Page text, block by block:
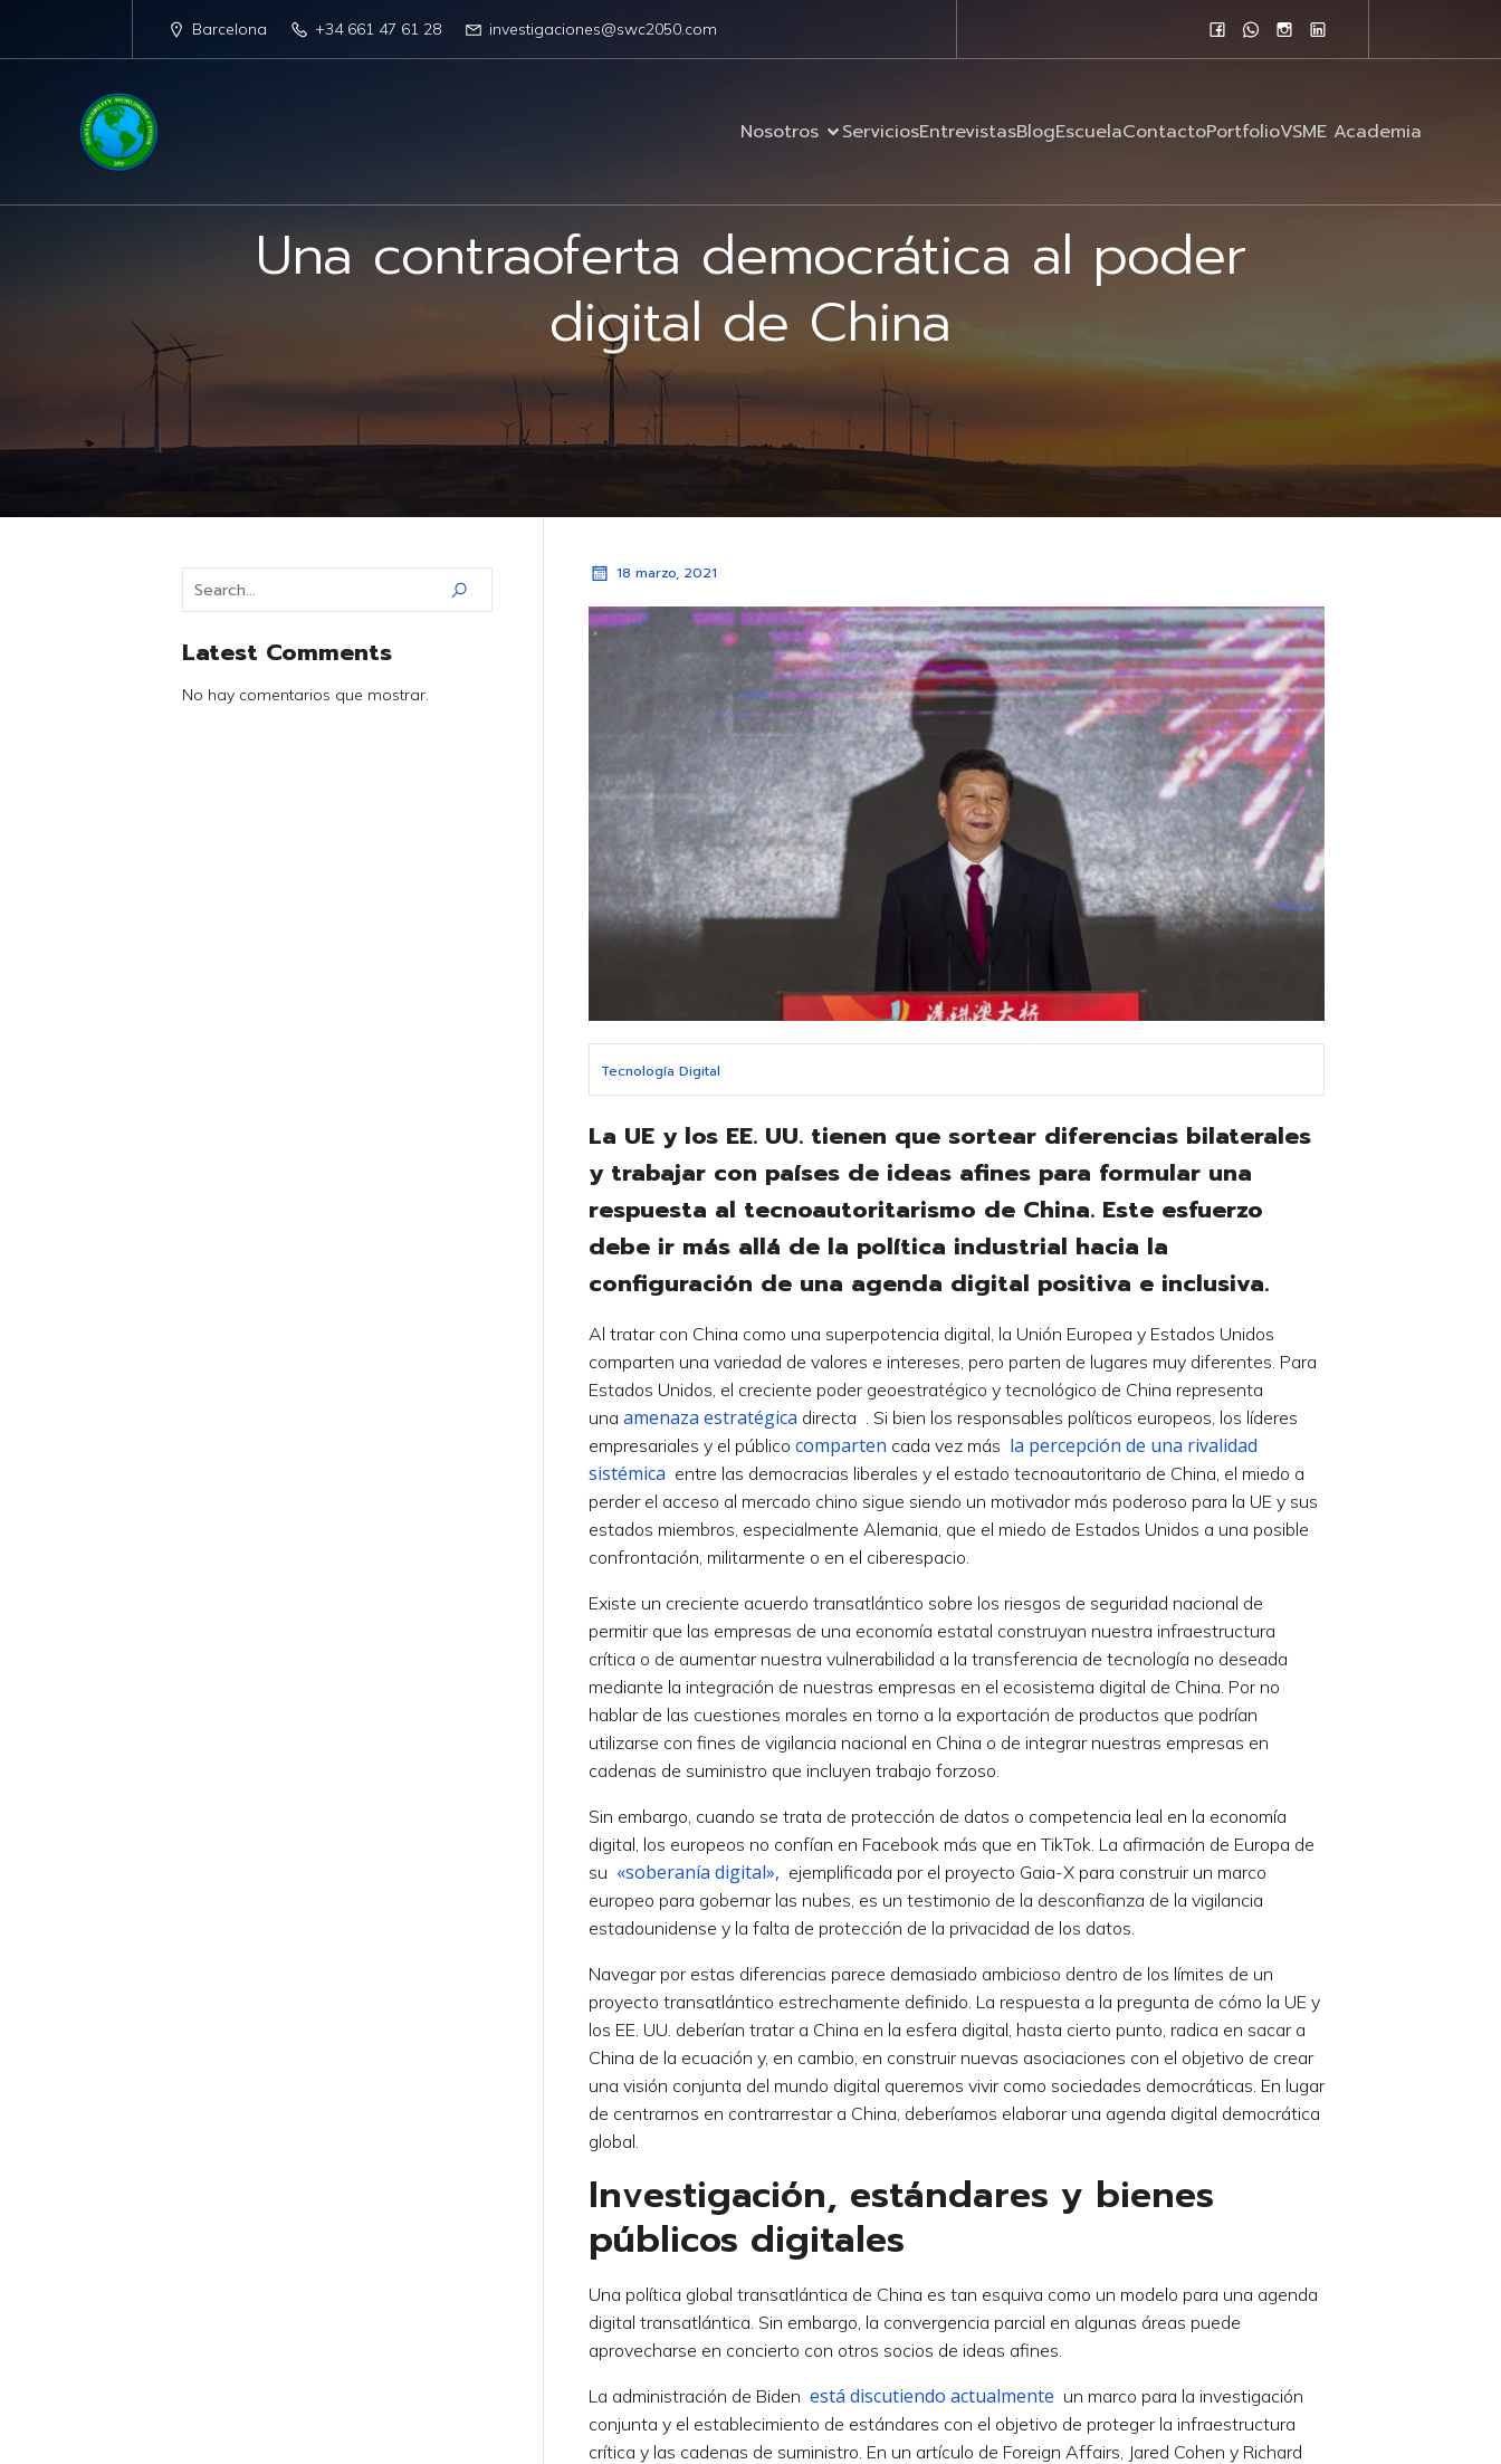
Barcelona +34 661 47 61 28 investigaciones@swc2050.com
Nosotros ServiciosEntrevistasBlogEscuelaContactoPortfolioVSME Academia
Una contraoferta democrática al poder
digital de China
Latest Comments
No hay comentarios que mostrar.
18 marzo, 2021
Tecnología Digital
La UE y los EE. UU. tienen que sortear diferencias bilaterales
y trabajar con países de ideas afines para formular una
respuesta al tecnoautoritarismo de China. Este esfuerzo
debe ir más allá de la política industrial hacia la
configuración de una agenda digital positiva e inclusiva.
Al tratar con China como una superpotencia digital, la Unión Europea y Estados Unidos
comparten una variedad de valores e intereses, pero parten de lugares muy diferentes. Para
Estados Unidos, el creciente poder geoestratégico y tecnológico de China representa
unaamenaza estratégica directa . Si bien los responsables políticos europeos, los líderes
empresariales y el públicocomparten cada vez más la percepción de una rivalidad
sistémica entre las democracias liberales y el estado tecnoautoritario de China, el miedo a
perder el acceso al mercado chino sigue siendo un motivador más poderoso para la UE y sus
estados miembros, especialmente Alemania, que el miedo de Estados Unidos a una posible
confrontación, militarmente o en el ciberespacio.
Existe un creciente acuerdo transatlántico sobre los riesgos de seguridad nacional de
permitir que las empresas de una economía estatal construyan nuestra infraestructura
crítica o de aumentar nuestra vulnerabilidad a la transferencia de tecnología no deseada
mediante la integración de nuestras empresas en el ecosistema digital de China. Por no
hablar de las cuestiones morales en torno a la exportación de productos que podrían
utilizarse con fines de vigilancia nacional en China o de integrar nuestras empresas en
cadenas de suministro que incluyen trabajo forzoso.
Sin embargo, cuando se trata de protección de datos o competencia leal en la economía
digital, los europeos no confían en Facebook más que en TikTok. La afirmación de Europa de
su «soberanía digital», ejemplificada por el proyecto Gaia-X para construir un marco
europeo para gobernar las nubes, es un testimonio de la desconfianza de la vigilancia
estadounidense y la falta de protección de la privacidad de los datos.
Navegar por estas diferencias parece demasiado ambicioso dentro de los límites de un
proyecto transatlántico estrechamente definido. La respuesta a la pregunta de cómo la UE y
los EE. UU. deberían tratar a China en la esfera digital, hasta cierto punto, radica en sacar a
China de la ecuación y, en cambio, en construir nuevas asociaciones con el objetivo de crear
una visión conjunta del mundo digital queremos vivir como sociedades democráticas. En lugar
de centrarnos en contrarrestar a China, deberíamos elaborar una agenda digital democrática
global.
Investigación, estándares y bienes
públicos digitales
Una política global transatlántica de China es tan esquiva como un modelo para una agenda
digital transatlántica. Sin embargo, la convergencia parcial en algunas áreas puede
aprovecharse en concierto con otros socios de ideas afines.
La administración de Bidenestá discutiendo actualmente un marco para la investigación
conjunta y el establecimiento de estándares con el objetivo de proteger la infraestructura
crítica y las cadenas de suministro. En un artículo de Foreign Affairs, Jared Cohen y Richard